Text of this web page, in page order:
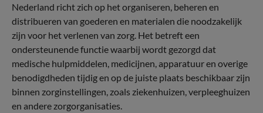
Nederland richt zich op het organiseren, beheren en
distribueren van goederen en materialen die noodzakelijk
zijn voor het verlenen van zorg. Het betreft een
ondersteunende functie waarbij wordt gezorgd dat
medische hulpmiddelen, medicijnen, apparatuur en overige
benodigdheden tijdig en op de juiste plaats beschikbaar zijn
binnen zorginstellingen, zoals ziekenhuizen, verpleeghuizen
en andere zorgorganisaties.